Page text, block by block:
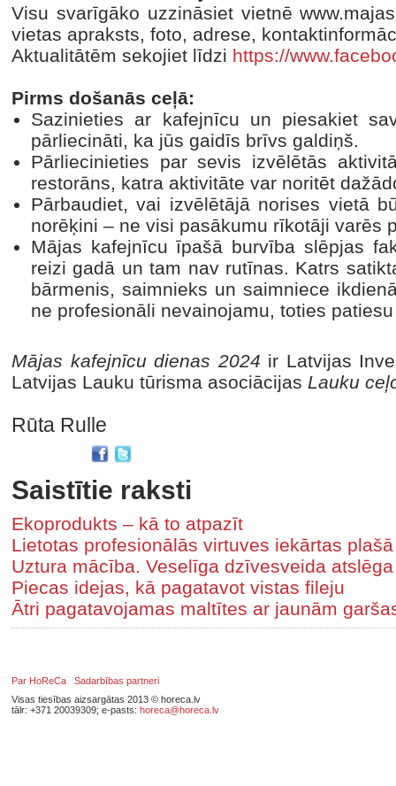
Visu svarīgāko uzzināsiet vietnē
vietas apraksts, foto, adrese,
Aktualitātēm sekojiet līdzi https://
Pirms došanās ceļā:
Sazinieties ar kafejnīcu un piesakiet
pārliecināti, ka jūs gaidīs brīvs galdiņš.
Pārliecinieties par sevis izvēlētās
restorāns, katra aktivitāte var noritēt
Pārbaudiet, vai izvēlētājā norises vietā
norēķini – ne visi pasākumu rīkotāji varēs
Mājas kafejnīcu īpašā burvība slēpjas
reizi gadā un tam nav rutīnas. Katrs
bārmenis, saimnieks un saimniece
ne profesionāli nevainojamu, toties
Mājas kafejnīcu dienas 2024 ir Latvijas
Latvijas Lauku tūrisma asociācijas Lauku
Rūta Rulle
Saistītie raksti
Ekoprodukts – kā to atpazīt
Lietotas profesionālās virtuves iekārtas
Uztura mācība. Veselīga dzīvesveida atslēga
Piecas idejas, kā pagatavot vistas fileju
Ātri pagatavojamas maltītes ar jaunām
Par HoReCa
Sadarbības partneri
Visas tiesības aizsargātas 2013 © horeca.lv
tālr: +371 20039309; e-pasts: horeca@horeca.lv